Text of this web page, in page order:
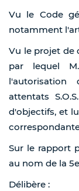
Vu le Code
notamment
Vu le projet de
par lequel
l'autorisation
attentats
d'objectifs, et
Sur le rapport
au nom de la
Délibère :